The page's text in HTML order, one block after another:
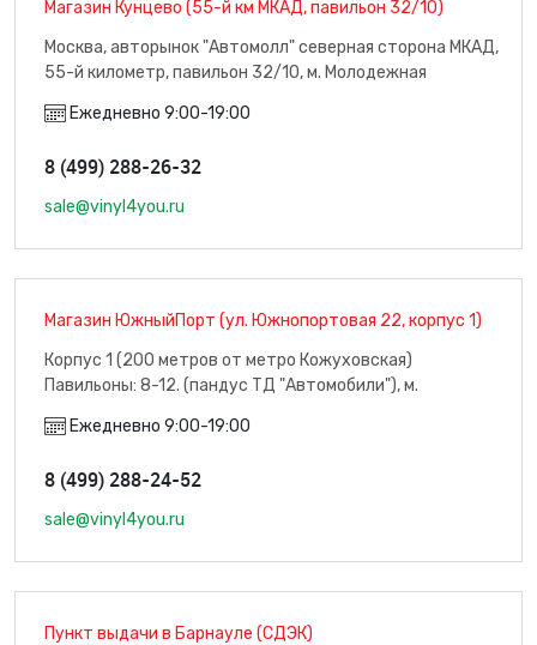
Магазин Кунцево (55-й км МКАД, павильон 32/10)
Москва, авторынок "Автомолл" северная сторона МКАД,
55-й километр, павильон 32/10, м. Молодежная
Ежедневно 9:00-19:00
8 (499) 288-26-32
sale@vinyl4you.ru
Магазин ЮжныйПорт (ул. Южнопортовая 22, корпус 1)
Корпус 1 (200 метров от метро Кожуховская)
Павильоны: 8-12. (пандус ТД "Автомобили"), м.
Ежедневно 9:00-19:00
8 (499) 288-24-52
sale@vinyl4you.ru
Пункт выдачи в Барнауле (СДЭК)